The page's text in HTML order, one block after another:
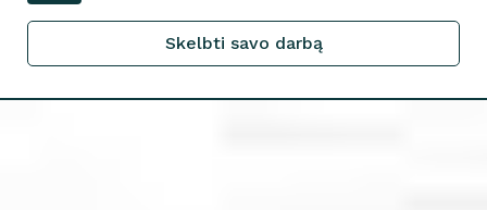
Skelbti savo darbą